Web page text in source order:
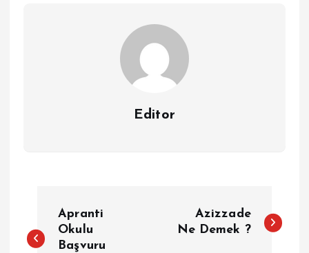
Editor
a
Apranti
Okulu
Başvuru
Azizzade
Ne Demek ?